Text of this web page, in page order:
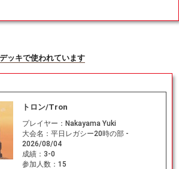
ッキで使われています
トロン/Tron
プレイヤー： Nakayama Yuki
大会名： 平日レガシー20時の部 -
2026/08/04
成績： 3-0
参加人数： 15